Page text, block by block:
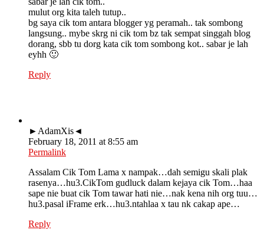
mulut org kita taleh tutup..
bg saya cik tom antara blogger yg peramah.. tak sombong
langsung.. mybe skrg ni cik tom bz tak sempat singgah blog
dorang, sbb tu dorg kata cik tom sombong kot.. sabar je lah
eyhh 🙂
Reply
►AdamXis◄
February 18, 2011 at 8:55 am
Permalink
Assalam Cik Tom Lama x nampak…dah semigu skali plak
rasenya…hu3.CikTom gudluck dalam kejaya cik Tom…haa
sape nie buat cik Tom tawar hati nie…nak kena nih org tuu…
hu3.pasal iFrame erk…hu3.ntahlaa x tau nk cakap ape…
Reply